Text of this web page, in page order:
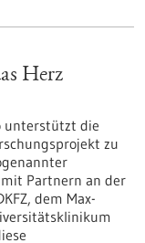
Herz
unterstützt die
zu
Partnern an der
dem Max-